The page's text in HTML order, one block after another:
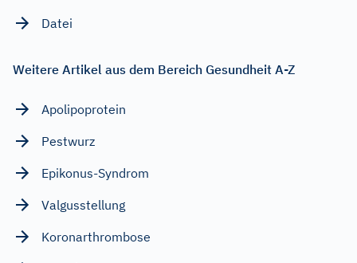
Datei
Weitere Artikel aus dem Bereich Gesundheit A-Z
Apolipoprotein
Pestwurz
Epikonus-Syndrom
Valgusstellung
Koronarthrombose